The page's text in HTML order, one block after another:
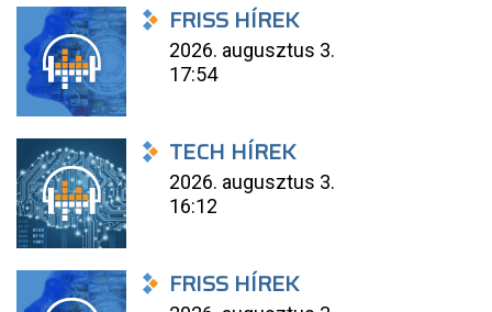
FRISS HÍREK
2026. augusztus 3.
17:54
TECH HÍREK
2026. augusztus 3.
16:12
FRISS HÍREK